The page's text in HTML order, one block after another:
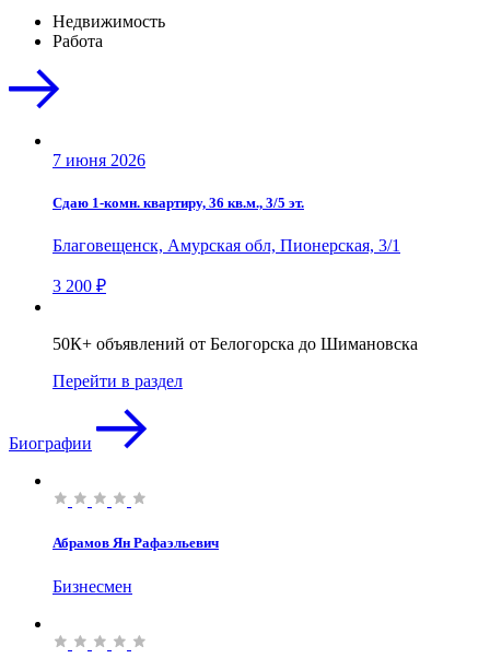
Недвижимость
Работа
7 июня 2026
Сдаю 1-комн. квартиру, 36 кв.м., 3/5 эт.
Благовещенск, Амурская обл, Пионерская, 3/1
3 200 ₽
50К+ объявлений от Белогорска до Шимановска
Перейти в раздел
Биографии
Абрамов Ян Рафаэльевич
Бизнесмен